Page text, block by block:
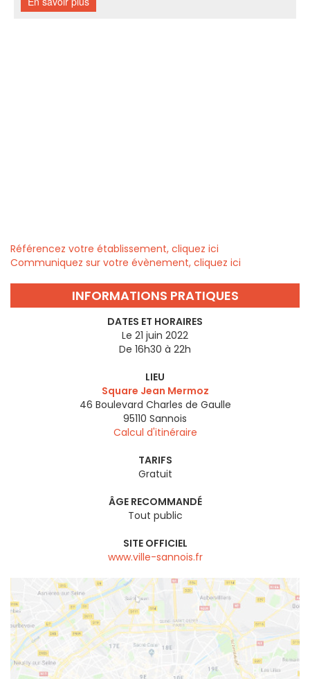
Référencez votre établissement, cliquez ici
Communiquez sur votre évènement, cliquez ici
INFORMATIONS PRATIQUES
DATES ET HORAIRES
Le 21 juin 2022
De 16h30 à 22h
LIEU
Square Jean Mermoz
46 Boulevard Charles de Gaulle
95110 Sannois
Calcul d'itinéraire
TARIFS
Gratuit
ÂGE RECOMMANDÉ
Tout public
SITE OFFICIEL
www.ville-sannois.fr